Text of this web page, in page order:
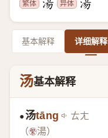
繁体 异体
基本解释 详细解释
汤基本解释
●汤tāng ㄊㄤ
（
湯）